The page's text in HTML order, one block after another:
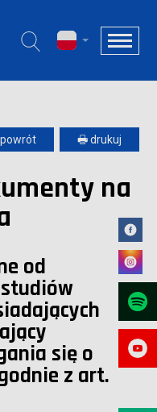
🖶 drukuj
na
od
studiów
się o
z art.